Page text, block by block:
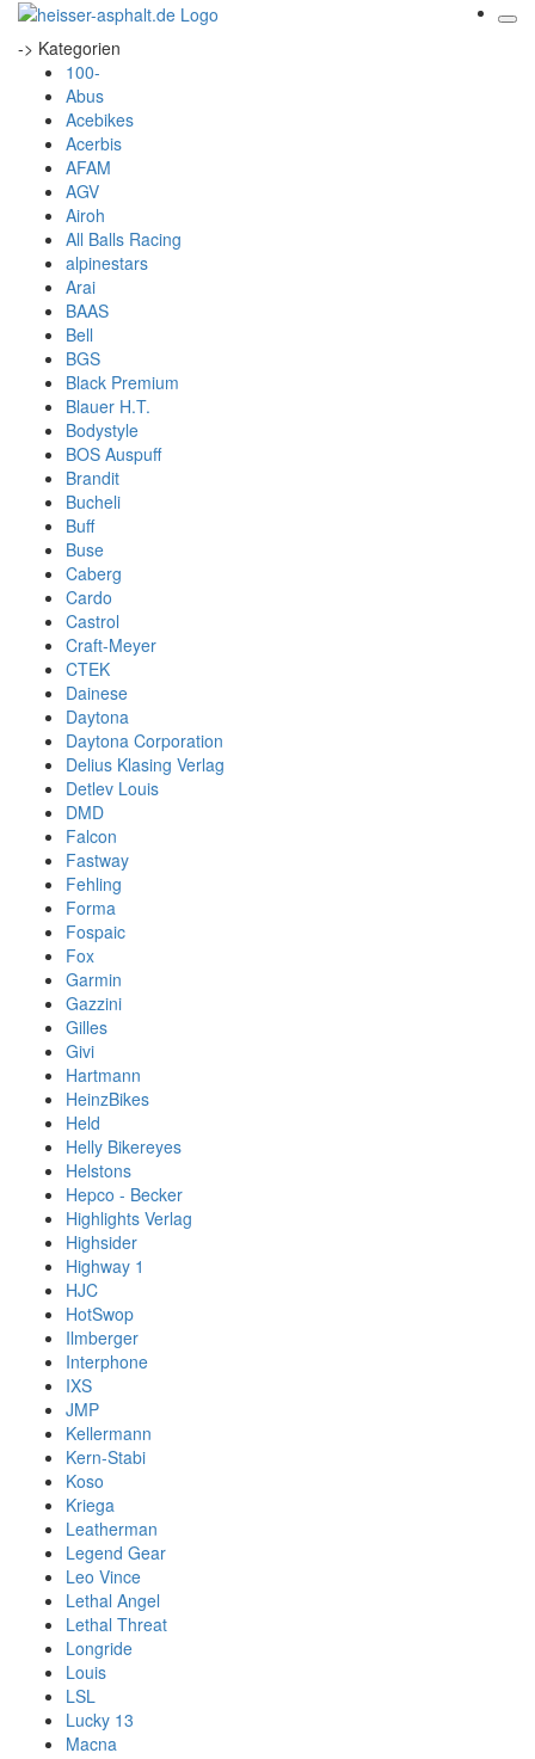
-> Kategorien
100-
Abus
Acebikes
Acerbis
AFAM
AGV
Airoh
All Balls Racing
alpinestars
Arai
BAAS
Bell
BGS
Black Premium
Blauer H.T.
Bodystyle
BOS Auspuff
Brandit
Bucheli
Buff
Buse
Caberg
Cardo
Castrol
Craft-Meyer
CTEK
Dainese
Daytona
Daytona Corporation
Delius Klasing Verlag
Detlev Louis
DMD
Falcon
Fastway
Fehling
Forma
Fospaic
Fox
Garmin
Gazzini
Gilles
Givi
Hartmann
HeinzBikes
Held
Helly Bikereyes
Helstons
Hepco - Becker
Highlights Verlag
Highsider
Highway 1
HJC
HotSwop
Ilmberger
Interphone
IXS
JMP
Kellermann
Kern-Stabi
Koso
Kriega
Leatherman
Legend Gear
Leo Vince
Lethal Angel
Lethal Threat
Longride
Louis
LSL
Lucky 13
Macna